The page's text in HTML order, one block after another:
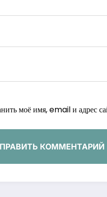
моё имя, email и адрес